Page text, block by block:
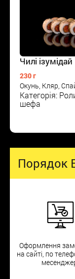
Чилі ізумідай
230 г
Окунь, Кляр,
Категорія:
шефа
Порядок
Оформлення
на сайті, по